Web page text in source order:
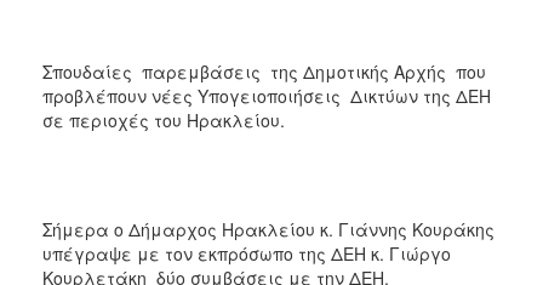
2006
Σπουδαίες παρεμβάσεις της Δημοτικής Αρχής που
προβλέπουν νέες Υπογειοποιήσεις Δικτύων της ΔΕΗ
σε περιοχές του Ηρακλείου.
Σήμερα ο Δήμαρχος Ηρακλείου κ. Γιάννης Κουράκης
υπέγραψε με τον εκπρόσωπο της ΔΕΗ κ. Γιώργο
Κουρλετάκη δύο συμβάσεις με την ΔΕΗ.